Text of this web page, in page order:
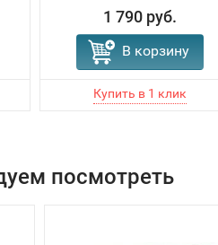
1 790 руб.
В корзину
посмотреть